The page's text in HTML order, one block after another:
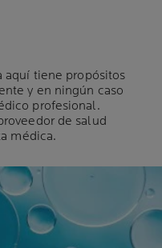
aquí tiene propósitos
y en ningún caso
profesional.
de salud
médica.